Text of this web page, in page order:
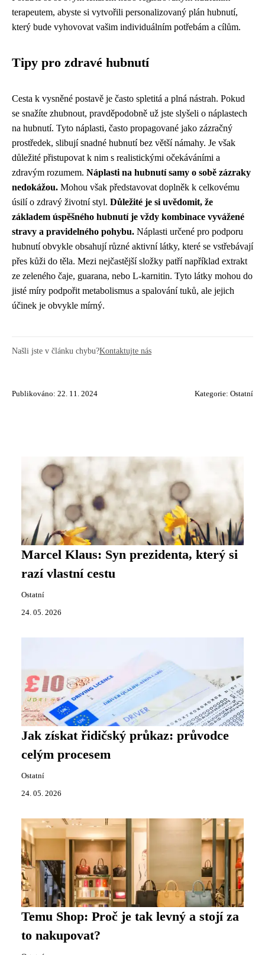
terapeutem, abyste si vytvořili personalizovaný plán hubnutí,
který bude vyhovovat vašim individuálním potřebám a cílům.
Tipy pro zdravé hubnutí
Cesta k vysněné postavě je často spletitá a plná nástrah. Pokud
se snažíte zhubnout, pravděpodobně už jste slyšeli o náplastech
na hubnutí. Tyto náplasti, často propagované jako zázračný
prostředek, slibují snadné hubnutí bez větší námahy. Je však
důležité přistupovat k nim s realistickými očekáváními a
zdravým rozumem. Náplasti na hubnutí samy o sobě zázraky
nedokážou. Mohou však představovat doplněk k celkovému
úsilí o zdravý životní styl. Důležité je si uvědomit, že
základem úspěšného hubnutí je vždy kombinace vyvážené
stravy a pravidelného pohybu. Náplasti určené pro podporu
hubnutí obvykle obsahují různé aktivní látky, které se vstřebávají
přes kůži do těla. Mezi nejčastější složky patří například extrakt
ze zeleného čaje, guarana, nebo L-karnitin. Tyto látky mohou do
jisté míry podpořit metabolismus a spalování tuků, ale jejich
účinek je obvykle mírný.
Našli jste v článku chybu?Kontaktujte nás
Publikováno: 22. 11. 2024 Kategorie: Ostatní
Marcel Klaus: Syn prezidenta, který si
razí vlastní cestu
Ostatní
24. 05. 2026
Jak získat řidičský průkaz: průvodce
celým procesem
Ostatní
24. 05. 2026
Temu Shop: Proč je tak levný a stojí za
to nakupovat?